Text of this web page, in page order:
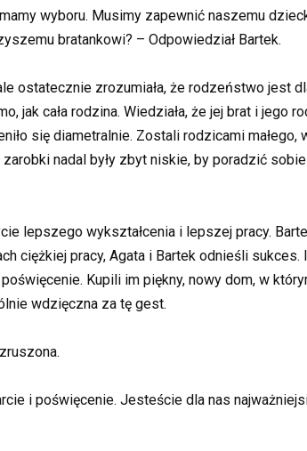
wyboru. Musimy zapewnić naszemu
bratankowi? – Odpowiedział Bartek.
ostatecznie zrozumiała, że rodzeństwo jest
jak cała rodzina. Wiedziała, że jej brat i
się diametralnie. Zostali rodzicami małego,
nadal były zbyt niskie, by poradzić
lepszego wykształcenia i lepszej pracy.
ciężkiej pracy, Agata i Bartek odnieśli
Kupili im piękny, nowy dom, w
wdzięczna za tę gest.
i poświęcenie. Jesteście dla nas